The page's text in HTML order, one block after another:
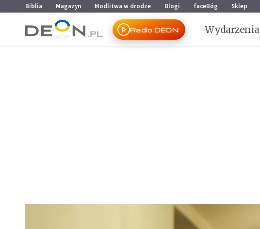
Przejdź do menu głównego
Przejdź do treści
Biblia Magazyn Modlitwa w drodze Blogi faceBóg Sklep
Radio DEON Wydarzenia